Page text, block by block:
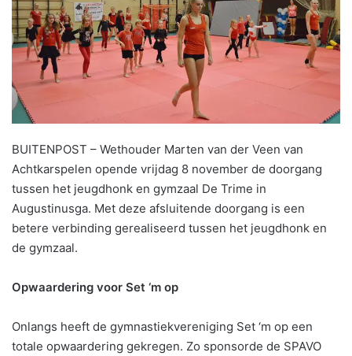
BUITENPOST – Wethouder Marten van der Veen van
Achtkarspelen opende vrijdag 8 november de doorgang
tussen het jeugdhonk en gymzaal De Trime in
Augustinusga. Met deze afsluitende doorgang is een
betere verbinding gerealiseerd tussen het jeugdhonk en
de gymzaal.
Opwaardering voor Set ‘m op
Onlangs heeft de gymnastiekvereniging Set ‘m op een
totale opwaardering gekregen. Zo sponsorde de SPAVO